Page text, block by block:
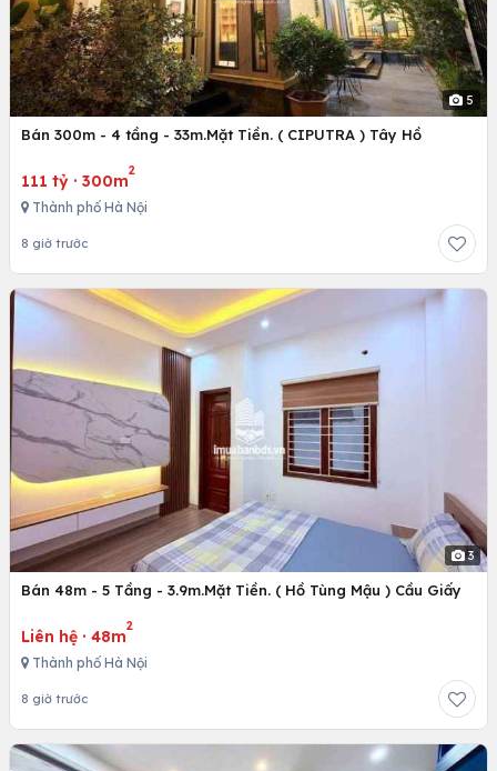
5
Bán 300m - 4 tầng - 33m.Mặt Tiền. ( CIPUTRA ) Tây Hồ
111 tỷ · 300m
2
Thành phố Hà Nội
8 giờ trước
3
Bán 48m - 5 Tầng - 3.9m.Mặt Tiền. ( Hồ Tùng Mậu ) Cầu Giấy
Liên hệ · 48m
2
Thành phố Hà Nội
8 giờ trước